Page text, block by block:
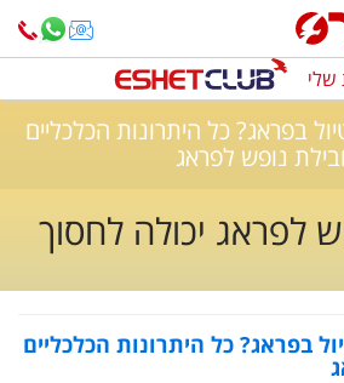
שלי
בפראג? כל היתרונות הכלכליים
נופש לפראג
לפראג יכולה לחסוך
בפראג? כל היתרונות הכלכליים